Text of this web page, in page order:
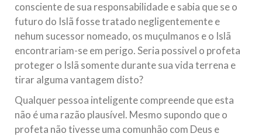
consciente de sua responsabilidade e sabia que se o
futuro do Islã fosse tratado negligentemente e
nehum sucessor nomeado, os muçulmanos e o Islã
encontrariam-se em perigo. Seria possivel o profeta
proteger o Islã somente durante sua vida terrena e
tirar alguma vantagem disto?
Qualquer pessoa inteligente compreende que esta
não é uma razão plausível. Mesmo supondo que o
profeta não tivesse uma comunhão com Deus e